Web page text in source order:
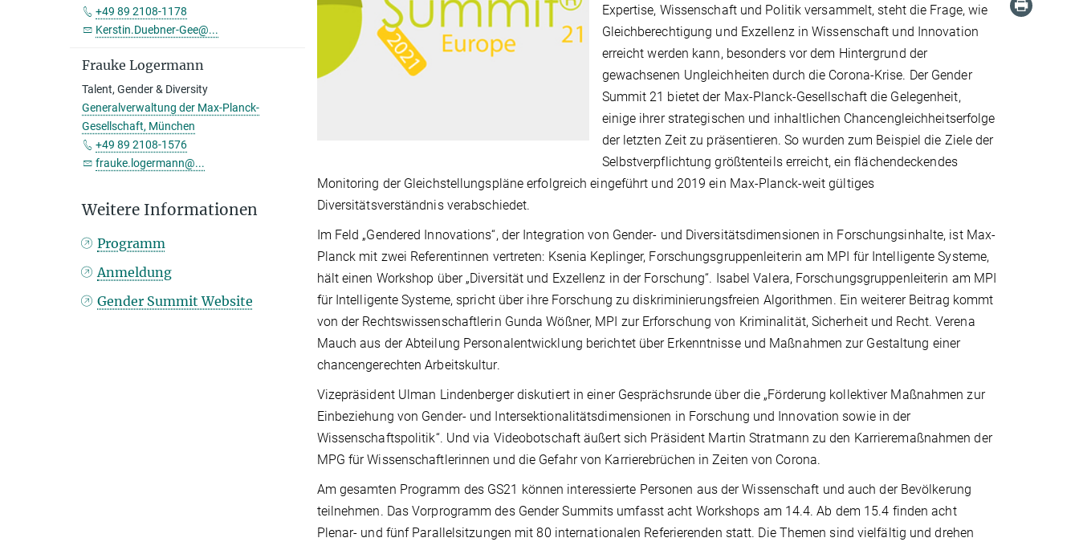
Expertise, Wissenschaft und Politik versammelt, steht die Frage, wie
Gleichberechtigung und Exzellenz in Wissenschaft und Innovation
erreicht werden kann, besonders vor dem Hintergrund der
gewachsenen Ungleichheiten durch die Corona-Krise. Der Gender
Summit 21 bietet der Max-Planck-Gesellschaft die Gelegenheit,
einige ihrer strategischen und inhaltlichen Chancengleichheitserfolge
der letzten Zeit zu präsentieren. So wurden zum Beispiel die Ziele der
Selbstverpflichtung größtenteils erreicht, ein flächendeckendes
Monitoring der Gleichstellungspläne erfolgreich eingeführt und 2019 ein Max-Planck-weit gültiges
Diversitätsverständnis verabschiedet.
Im Feld „Gendered Innovations“, der Integration von Gender- und Diversitätsdimensionen in Forschungsinhalte, ist Max-
Planck mit zwei Referentinnen vertreten: Ksenia Keplinger, Forschungsgruppenleiterin am MPI für Intelligente Systeme,
hält einen Workshop über „Diversität und Exzellenz in der Forschung“. Isabel Valera, Forschungsgruppenleiterin am MPI
für Intelligente Systeme, spricht über ihre Forschung zu diskriminierungsfreien Algorithmen. Ein weiterer Beitrag kommt
von der Rechtswissenschaftlerin Gunda Wößner, MPI zur Erforschung von Kriminalität, Sicherheit und Recht. Verena
Mauch aus der Abteilung Personalentwicklung berichtet über Erkenntnisse und Maßnahmen zur Gestaltung einer
chancengerechten Arbeitskultur.
Vizepräsident Ulman Lindenberger diskutiert in einer Gesprächsrunde über die „Förderung kollektiver Maßnahmen zur
Einbeziehung von Gender- und Intersektionalitätsdimensionen in Forschung und Innovation sowie in der
Wissenschaftspolitik“. Und via Videobotschaft äußert sich Präsident Martin Stratmann zu den Karrieremaßnahmen der
MPG für Wissenschaftlerinnen und die Gefahr von Karrierebrüchen in Zeiten von Corona.
Am gesamten Programm des GS21 können interessierte Personen aus der Wissenschaft und auch der Bevölkerung
teilnehmen. Das Vorprogramm des Gender Summits umfasst acht Workshops am 14.4. Ab dem 15.4 finden acht
Plenar- und fünf Parallelsitzungen mit 80 internationalen Referierenden statt. Die Themen sind vielfältig und drehen
+49 89 2108-1178
Kerstin.Duebner-Gee@...
Frauke Logermann
Talent, Gender & Diversity
Generalverwaltung der Max-Planck-
Gesellschaft, München
+49 89 2108-1576
frauke.logermann@...
Weitere Informationen
Programm
Anmeldung
Gender Summit Website